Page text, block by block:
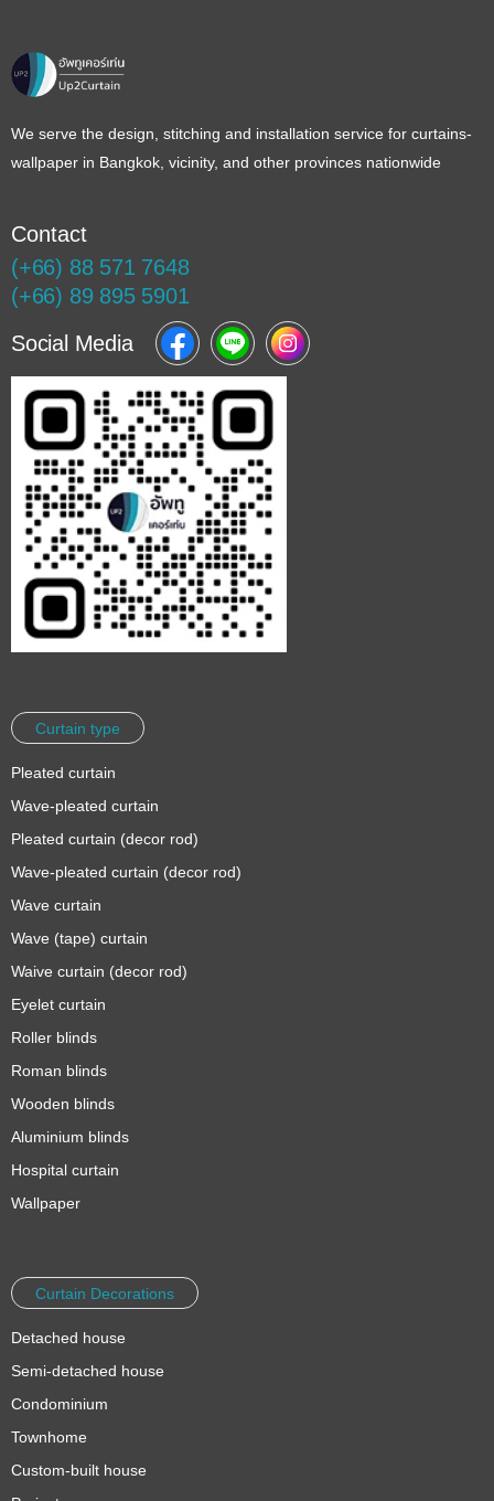
We serve the design, stitching and installation service for curtains-
wallpaper in Bangkok, vicinity, and other provinces nationwide
Contact
(+66) 88 571 7648
(+66) 89 895 5901
Social Media
Curtain type
Pleated curtain
Wave-pleated curtain
Pleated curtain (decor rod)
Wave-pleated curtain (decor rod)
Wave curtain
Wave (tape) curtain
Waive curtain (decor rod)
Eyelet curtain
Roller blinds
Roman blinds
Wooden blinds
Aluminium blinds
Hospital curtain
Wallpaper
Curtain Decorations
Detached house
Semi-detached house
Condominium
Townhome
Custom-built house